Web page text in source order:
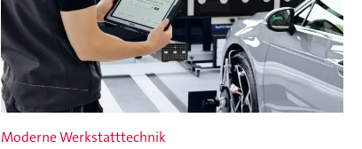
Moderne Werkstatttechnik